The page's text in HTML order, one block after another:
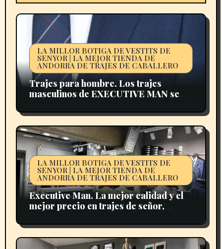
LA MILLOR BOTIGA DE VESTITS DE
SENYOR | LA MEJOR TIENDA DE
ANDORRA DE TRAJES DE CABALLERO
Trajes para hombre. Los trajes
masculinos de EXECUTIVE MAN se
adaptarse al máximo al estilo de vestir
de cada hombre.
LA MILLOR BOTIGA DE VESTITS DE
SENYOR | LA MEJOR TIENDA DE
ANDORRA DE TRAJES DE CABALLERO
Executive Man. La mejor calidad y el
mejor precio en trajes de señor,
para caballeros en Andorra.